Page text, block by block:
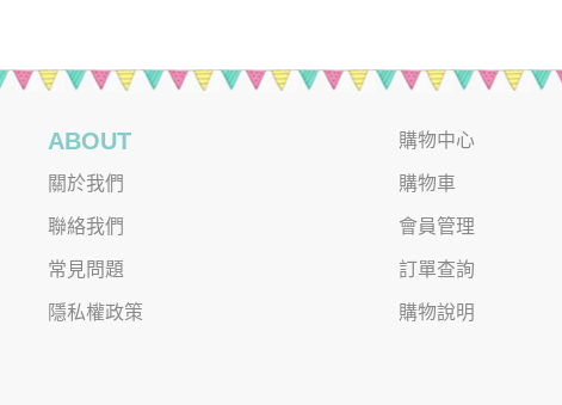
ABOUT
關於我們
聯絡我們
常見問題
隱私權政策
購物中心
購物車
會員管理
訂單查詢
購物說明